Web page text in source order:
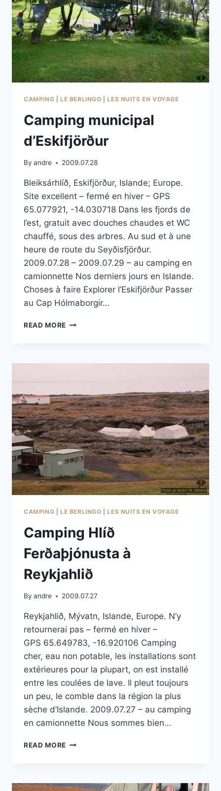
CAMPING LE BERLINGO |LES NUITS EN VOYAGE
Camping municipal
d’Eskifjörður
By andre 2009.07.28
Bleiksárhlíð, Eskifjörður, Islande; Europe.
Site excellent – fermé en hiver – GPS
65.077921, -14.030718 Dans les fjords de
l’est, gratuit avec douches chaudes et WC
chauffé, sous des arbres. Au sud et à une
heure de route du Seyðisfjörður.
2009.07.28 – 2009.07.29 – au camping en
camionnette Nos derniers jours en Islande.
Choses à faire Explorer l’Eskifjörður Passer
au Cap Hólmaborgir…
READ MORE CAMPING
CAMPING LE BERLINGO |LES NUITS EN VOYAGE
Camping Hlíð
Ferðaþjónusta à
Reykjahlið
By andre 2009.07.27
Reykjahlið, Mývatn, Islande, Europe. N’y
retournerai pas – fermé en hiver –
GPS 65.649783, -16.920106 Camping
cher, eau non potable, les installations sont
extérieures pour la plupart, on est installé
entre les coulées de lave. Il pleut toujours
un peu, le comble dans la région la plus
sèche d’Islande. 2009.07.27 – au camping
en camionnette Nous sommes bien…
READ MORE CAMPING
REYKJAHLIÐ